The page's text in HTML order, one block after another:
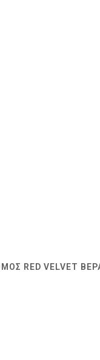
RED VELVET